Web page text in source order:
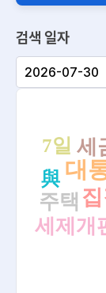
책 집중 점검 -
[26.08.06.][서
·21세기 고려
[26.08.06.]“
내부서도 우
[26.08.06.]서
대책이 먼저"
[26.08.06.]與
검색 일자
~
대
세
세제개
주택
7일
與